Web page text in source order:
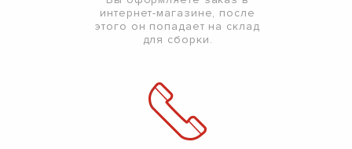
интернет-магазине, после
этого он попадает на склад
для сборки.